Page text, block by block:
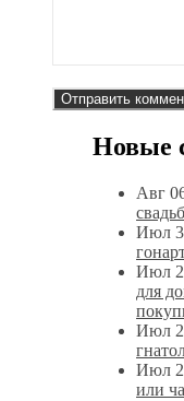
Новые
Авг
Июл
Июл
для
Июл
Июл
или